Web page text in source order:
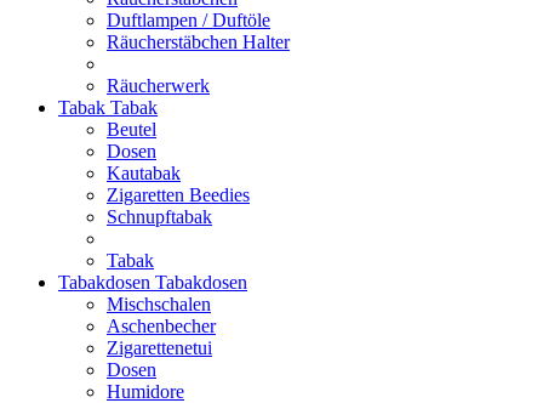
Duftlampen / Duftöle
Räucherstäbchen Halter
Räucherwerk
Tabak Tabak
Beutel
Dosen
Kautabak
Zigaretten Beedies
Schnupftabak
Tabak
Tabakdosen Tabakdosen
Mischschalen
Aschenbecher
Zigarettenetui
Dosen
Humidore